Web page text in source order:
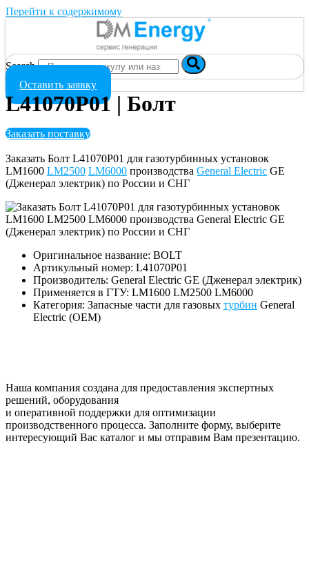
Перейти к содержимому
Search
Оставить заявку
L41070P01 | Болт
Заказать поставку
Заказать Болт L41070P01 для газотурбинных установок
LM1600 LM2500 LM6000 производства General Electric GE
(Дженерал электрик) по России и СНГ
Оригинальное название: BOLT
Артикульный номер: L41070P01
Производитель: General Electric GE (Дженерал электрик)
Применяется в ГТУ: LM1600 LM2500 LM6000
Категория: Запасные части для газовых турбин General
Electric (OEM)
Наша компания создана для предоставления экспертных
решений, оборудования
и оперативной поддержки для оптимизации
производственного процесса. Заполните форму, выберите
интересующий Вас каталог и мы отправим Вам презентацию.